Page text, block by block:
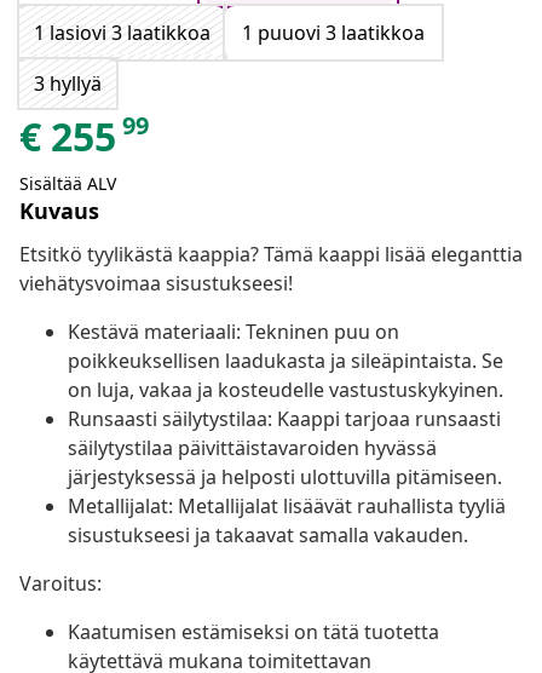
1 lasiovi 3 laatikkoa
1 puuovi 3 laatikkoa
3 hyllyä
€ 255 99
Sisältää ALV
Kuvaus
Etsitkö tyylikästä kaappia? Tämä kaappi lisää eleganttia
viehätysvoimaa sisustukseesi!
Kestävä materiaali: Tekninen puu on
poikkeuksellisen laadukasta ja sileäpintaista. Se
on luja, vakaa ja kosteudelle vastustuskykyinen.
Runsaasti säilytystilaa: Kaappi tarjoaa runsaasti
säilytystilaa päivittäistavaroiden hyvässä
järjestyksessä ja helposti ulottuvilla pitämiseen.
Metallijalat: Metallijalat lisäävät rauhallista tyyliä
sisustukseesi ja takaavat samalla vakauden.
Varoitus:
Kaatumisen estämiseksi on tätä tuotetta
käytettävä mukana toimitettavan